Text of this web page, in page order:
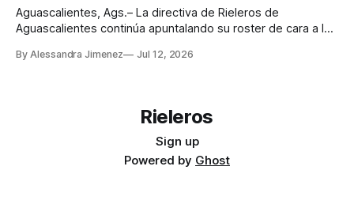
Aguascalientes, Ags.– La directiva de Rieleros de
Aguascalientes continúa apuntalando su roster de cara a la
Beisbol con la incorporación del antesalista
By Alessandra Jimenez Jul 12, 2026
Rieleros
Sign up
Powered by Ghost